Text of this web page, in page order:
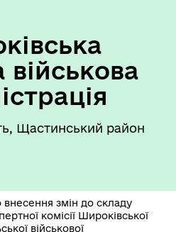
військова
Щастинський район
внесення змін до складу
комісії Широківської
військової